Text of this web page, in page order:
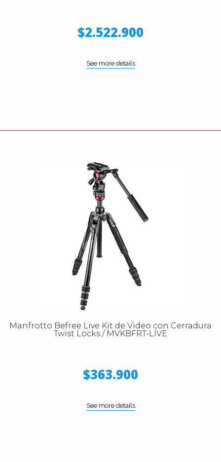
$2.522.900
See more details
Manfrotto Befree Live Kit de Video con Cerradura
Twist Locks / MVKBFRT-LIVE
$363.900
See more details